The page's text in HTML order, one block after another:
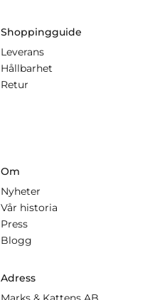
Shoppingguide
Leverans
Hållbarhet
Retur
Om
Nyheter
Vår historia
Press
Blogg
Adress